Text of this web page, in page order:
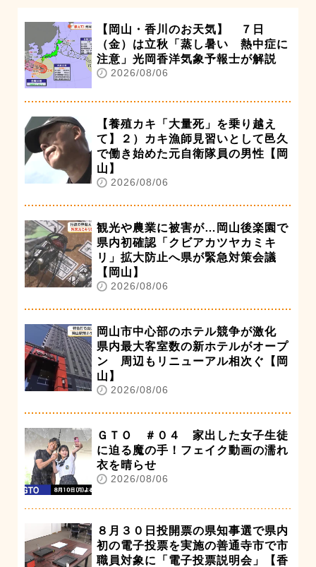
【岡山・香川のお天気】 ７日
（金）は立秋「蒸し暑い 熱中症に
注意」光岡香洋気象予報士が解説
2026/08/06
【養殖カキ「大量死」を乗り越え
て】２）カキ漁師見習いとして邑久
で働き始めた元自衛隊員の男性【岡
山】
2026/08/06
観光や農業に被害が…岡山後楽園で
県内初確認「クビアカツヤカミキ
リ」拡大防止へ県が緊急対策会議
【岡山】
2026/08/06
岡山市中心部のホテル競争が激化
県内最大客室数の新ホテルがオープ
ン 周辺もリニューアル相次ぐ【岡
山】
2026/08/06
ＧＴＯ ＃０４ 家出した女子生徒
に迫る魔の手！フェイク動画の濡れ
衣を晴らせ
2026/08/06
８月３０日投開票の県知事選で県内
初の電子投票を実施の善通寺市で市
職員対象に「電子投票説明会」【香